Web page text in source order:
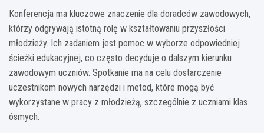
Konferencja ma kluczowe znaczenie dla doradców zawodowych,
którzy odgrywają istotną rolę w kształtowaniu przyszłości
młodzieży. Ich zadaniem jest pomoc w wyborze odpowiedniej
ścieżki edukacyjnej, co często decyduje o dalszym kierunku
zawodowym uczniów. Spotkanie ma na celu dostarczenie
uczestnikom nowych narzędzi i metod, które mogą być
wykorzystane w pracy z młodzieżą, szczególnie z uczniami klas
ósmych.